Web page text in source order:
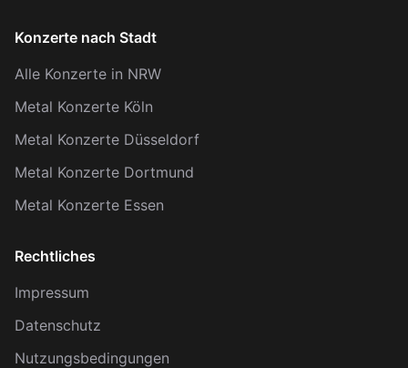
Konzerte nach Stadt
Alle Konzerte in NRW
Metal Konzerte Köln
Metal Konzerte Düsseldorf
Metal Konzerte Dortmund
Metal Konzerte Essen
Rechtliches
Impressum
Datenschutz
Nutzungsbedingungen